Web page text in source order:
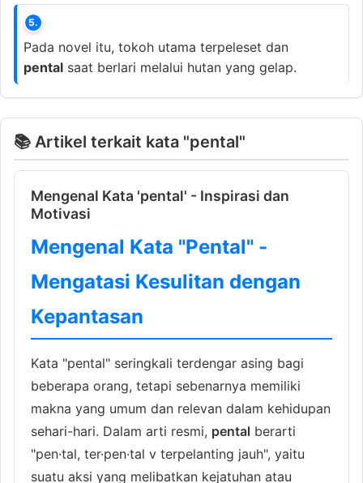
5.
Pada novel itu, tokoh utama terpeleset dan
pental saat berlari melalui hutan yang gelap.
📚 Artikel terkait kata "pental"
Mengenal Kata 'pental' - Inspirasi dan
Motivasi
Mengenal Kata "Pental" -
Mengatasi Kesulitan dengan
Kepantasan
Kata "pental" seringkali terdengar asing bagi
beberapa orang, tetapi sebenarnya memiliki
makna yang umum dan relevan dalam kehidupan
sehari-hari. Dalam arti resmi, pental berarti
"pen·tal, ter·pen·tal v terpelanting jauh", yaitu
suatu aksi yang melibatkan kejatuhan atau